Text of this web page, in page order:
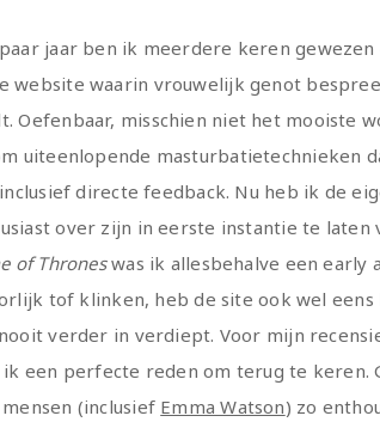
jaar ben ik meerdere keren
website waarin vrouwelijk genot
Oefenbaar, misschien niet het mooiste
uiteenlopende masturbatietechnieken
directe feedback. Nu heb ik de
over zijn in eerste instantie te laten
of Throneswas ik allesbehalve een early
tof klinken, heb de site ook wel
verder in verdiept. Voor mijn
ik een perfecte reden om terug te keren.
(inclusief Emma Watson) zo